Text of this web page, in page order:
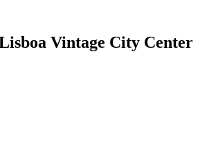
Vintage City Center